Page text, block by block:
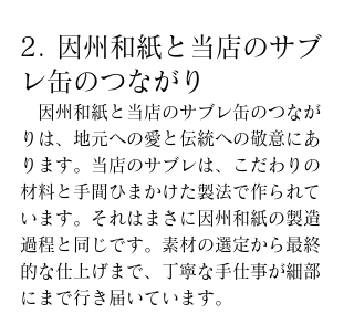
2. 因州和紙と当店のサブ
レ缶のつながり
因州和紙と当店のサブレ缶のつなが
りは、地元への愛と伝統への敬意にあ
ります。当店のサブレは、こだわりの
材料と手間ひまかけた製法で作られて
います。それはまさに因州和紙の製造
過程と同じです。素材の選定から最終
的な仕上げまで、丁寧な手仕事が細部
にまで行き届いています。